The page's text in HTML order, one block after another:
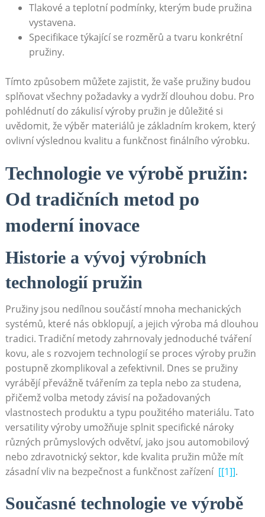
Tlakové a teplotní⁤ podmínky, kterým ⁣bude⁣ pružina
vystavena.
Specifikace týkající se rozměrů a tvaru konkrétní
pružiny.
Tímto způsobem můžete zajistit, ⁤že​ vaše pružiny‍ budou
splňovat všechny požadavky a vydrží dlouhou dobu. ⁣Pro
pohlédnutí ⁣do zákulisí výroby pružin je důležité si
uvědomit, že výběr materiálů je ⁤základním krokem, který
ovlivní ⁢výslednou kvalitu⁤ a funkčnost finálního výrobku.
Technologie ve výrobě pružin:
Od tradičních metod po⁤
moderní inovace
Historie ​a vývoj výrobních
technologií pružin
Pružiny jsou nedílnou součástí mnoha mechanických
systémů, které nás obklopují,⁢ a jejich výroba má dlouhou
tradici.⁣ Tradiční ​metody ‍zahrnovaly jednoduché tváření
kovu, ale‍ s ‍rozvojem technologií ‍se proces výroby pružin
postupně⁢ zkomplikoval a ‍zefektivnil.⁤ Dnes se ‍pružiny
vyrábějí převážně ​tvářením za tepla ⁤nebo za studena,
přičemž‍ volba metody ⁢závisí na požadovaných
vlastnostech produktu a typu použitého materiálu. Tato
versatility výroby umožňuje ‌splnit ⁢specifické nároky
různých průmyslových​ odvětví, jako jsou automobilový
nebo zdravotnický‍ sektor,​ kde kvalita pružin může mít
zásadní vliv na bezpečnost⁣ a funkčnost zařízení ​ [[1]].
Současné technologie ve výrobě